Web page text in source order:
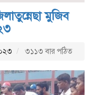
মুজিব
৩১১৩ বার পঠিত